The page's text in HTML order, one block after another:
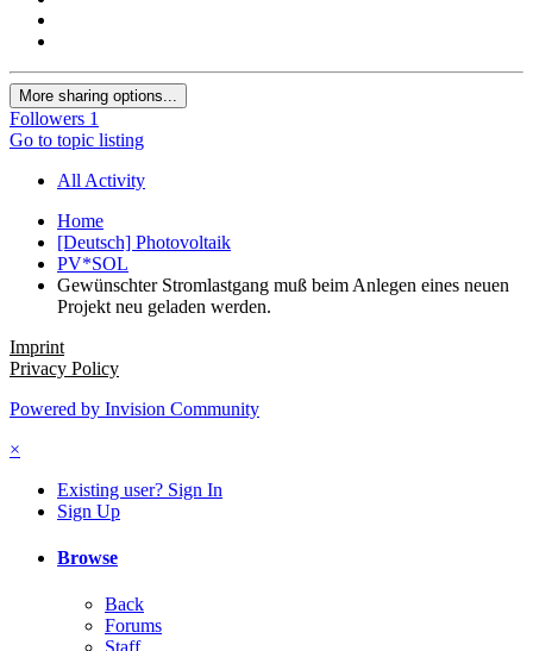
More sharing options...
Followers 1
Go to topic listing
All Activity
Home
[Deutsch] Photovoltaik
PV*SOL
Gewünschter Stromlastgang muß beim Anlegen eines neuen
Projekt neu geladen werden.
Imprint
Privacy Policy
Powered by Invision Community
×
Existing user? Sign In
Sign Up
Browse
Back
Forums